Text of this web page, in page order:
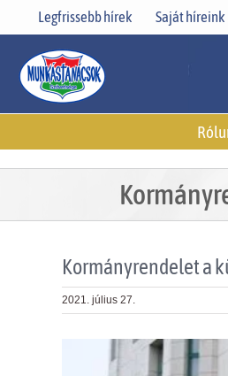
Legfrissebb hírek Saját híreink
Kormányrendelet a
2021. július 27.